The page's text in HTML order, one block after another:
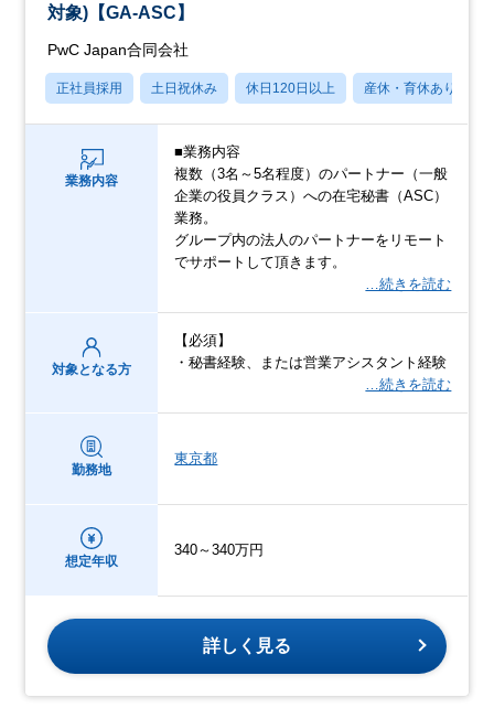
対象)【GA-ASC】
PwC Japan合同会社
正社員採用 土日祝休み 休日120日以上 産休・育休あり
業務内容
■業務内容
複数（3名～5名程度）のパートナー（一般
企業の役員クラス）への在宅秘書（ASC）
業務。
グループ内の法人のパートナーをリモート
でサポートして頂きます。
…続きを読む
対象となる方
【必須】
・秘書経験、または営業アシスタント経験
…続きを読む
勤務地
東京都
想定年収
340～340万円
詳しく見る